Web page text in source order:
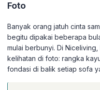
Foto
Banyak orang jatuh cinta
begitu dipakai beberapa
mulai berbunyi. Di
kelihatan di foto: rangka
fondasi di balik setiap sofa